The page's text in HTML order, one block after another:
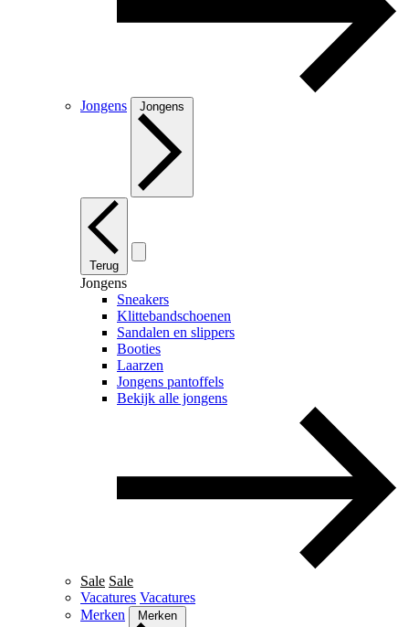
Jongens Jongens
Terug
Jongens
Sneakers
Klittebandschoenen
Sandalen en slippers
Booties
Laarzen
Jongens pantoffels
Bekijk alle jongens
Sale Sale
Vacatures Vacatures
Merken
Merken